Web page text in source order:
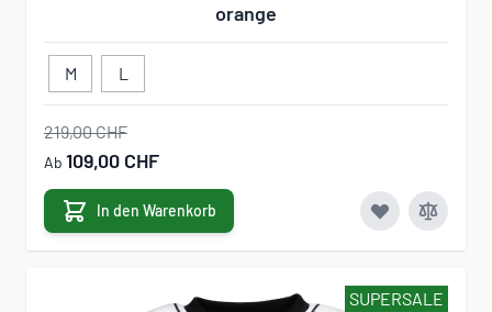
orange
M L
219,00 CHF
Ab 109,00 CHF
In den Warenkorb
SUPERSALE